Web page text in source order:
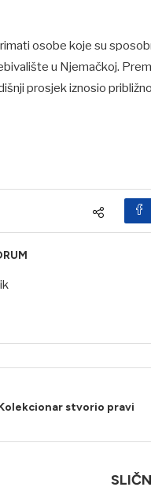
osobe koje su
u Njemačkoj.
prosjek iznosio
stvorio pravi